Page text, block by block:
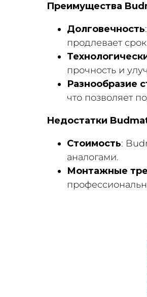
Преимущества
Долговечность:
продлевает
прочность и
Разнообразие
что позволяет
Недостатки
Стоимость:
аналогами.
Монтажные